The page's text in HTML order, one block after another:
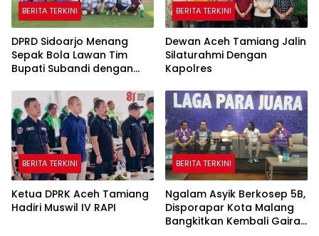
BERITA TERKINI
DPRD Sidoarjo Menang
Sepak Bola Lawan Tim
Bupati Subandi dengan
BERITA TERKINI
Dewan Aceh Tamiang Jalin
Silaturahmi Dengan
Kapolres
BERITA TERKINI
Ketua DPRK Aceh Tamiang
Hadiri Muswil IV RAPI
BERITA TERKINI
Ngalam Asyik Berkosep 5B,
Disporapar Kota Malang
Bangkitkan Kembali Gairah